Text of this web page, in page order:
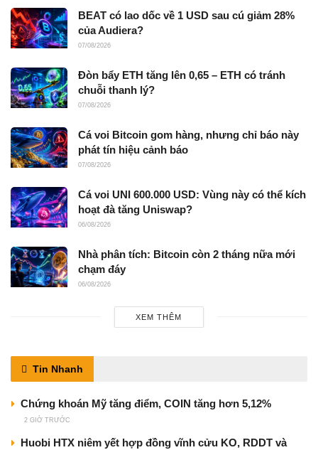
BEAT có lao dốc về 1 USD sau cú giảm 28%
của Audiera?
07/08/2026
Đòn bẩy ETH tăng lên 0,65 – ETH có tránh
chuỗi thanh lý?
07/08/2026
Cá voi Bitcoin gom hàng, nhưng chỉ báo này
phát tín hiệu cảnh báo
07/08/2026
Cá voi UNI 600.000 USD: Vùng này có thể kích
hoạt đà tăng Uniswap?
06/08/2026
Nhà phân tích: Bitcoin còn 2 tháng nữa mới
chạm đáy
06/08/2026
XEM THÊM
Tin Nhanh
Chứng khoán Mỹ tăng điểm, COIN tăng hơn 5,12%
2 GIỜ TRƯỚC
Huobi HTX niêm yết hợp đồng vĩnh cửu KO, RDDT và